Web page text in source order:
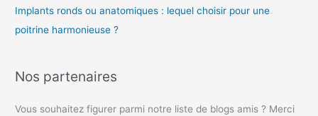
Implants ronds ou anatomiques : lequel choisir pour une
poitrine harmonieuse ?
Nos partenaires
Vous souhaitez figurer parmi notre liste de blogs amis ? Merci